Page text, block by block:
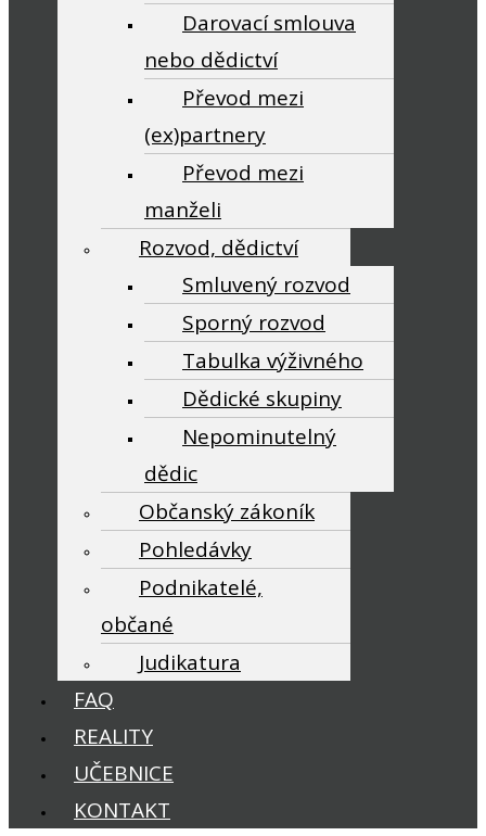
Darovací smlouva
nebo dědictví
Převod mezi
(ex)partnery
Převod mezi
manželi
Rozvod, dědictví
Smluvený rozvod
Sporný rozvod
Tabulka výživného
Dědické skupiny
Nepominutelný
dědic
Občanský zákoník
Pohledávky
Podnikatelé,
občané
Judikatura
FAQ
REALITY
UČEBNICE
KONTAKT